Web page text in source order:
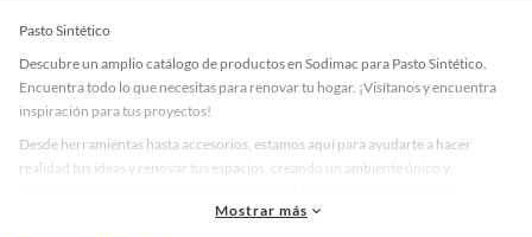
Pasto Sintético
Descubre un amplio catálogo de productos en Sodimac para Pasto Sintético.
Encuentra todo lo que necesitas para renovar tu hogar. ¡Visítanos y encuentra
inspiración para tus proyectos!
Desde herramientas hasta accesorios, estamos aquí para ayudarte a hacer
realidad tus ideas y renovar tus espacios, creando un ambiente único y
accesorios de calidad que te ayudarán a crear un espacio más tú.
Mostrar más